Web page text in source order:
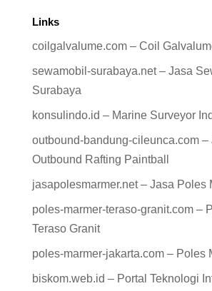
Links
coilgalvalume.com – Coil
sewamobil-surabaya.net – Jasa
Surabaya
konsulindo.id – Marine Surveyor
outbound-bandung-cileunca.com –
Outbound Rafting Paintball
jasapolesmarmer.net – Jasa Poles
poles-marmer-teraso-granit.com –
Teraso Granit
poles-marmer-jakarta.com – Poles
biskom.web.id – Portal Teknologi